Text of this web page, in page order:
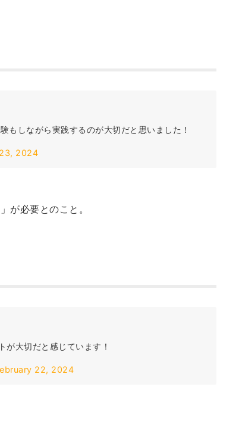
もしながら実践するのが大切だと思いました！
2024
が必要とのこと。
が大切だと感じています！
22, 2024